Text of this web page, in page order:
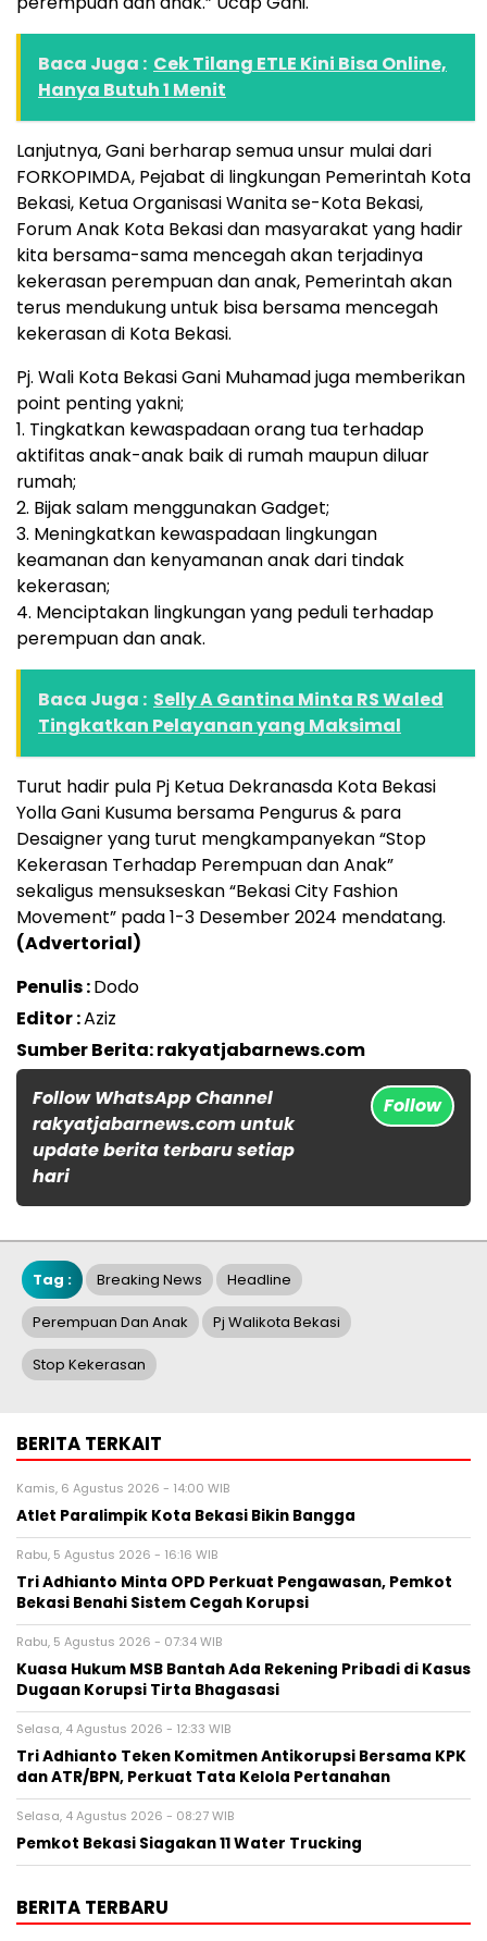
Baca Juga : Cek Tilang ETLE Kini Bisa Online,
Hanya Butuh 1 Menit
Lanjutnya, Gani berharap semua unsur mulai dari
FORKOPIMDA, Pejabat di lingkungan Pemerintah Kota
Bekasi, Ketua Organisasi Wanita se-Kota Bekasi,
Forum Anak Kota Bekasi dan masyarakat yang hadir
kita bersama-sama mencegah akan terjadinya
kekerasan perempuan dan anak, Pemerintah akan
terus mendukung untuk bisa bersama mencegah
kekerasan di Kota Bekasi.
Pj. Wali Kota Bekasi Gani Muhamad juga memberikan
point penting yakni;
1. Tingkatkan kewaspadaan orang tua terhadap
aktifitas anak-anak baik di rumah maupun diluar
rumah;
2. Bijak salam menggunakan Gadget;
3. Meningkatkan kewaspadaan lingkungan
keamanan dan kenyamanan anak dari tindak
kekerasan;
4. Menciptakan lingkungan yang peduli terhadap
perempuan dan anak.
Baca Juga : Selly A Gantina Minta RS Waled
Tingkatkan Pelayanan yang Maksimal
Turut hadir pula Pj Ketua Dekranasda Kota Bekasi
Yolla Gani Kusuma bersama Pengurus & para
Desaigner yang turut mengkampanyekan “Stop
Kekerasan Terhadap Perempuan dan Anak”
sekaligus mensukseskan “Bekasi City Fashion
Movement” pada 1-3 Desember 2024 mendatang.
(Advertorial)
Penulis :Dodo
Editor :Aziz
Sumber Berita: rakyatjabarnews.com
Follow WhatsApp Channel
rakyatjabarnews.com untuk
update berita terbaru setiap
hari
Follow
Tag : Breaking News Headline
Perempuan Dan Anak Pj Walikota Bekasi
Stop Kekerasan
BERITA TERKAIT
Kamis, 6 Agustus 2026 - 14:00 WIB
Atlet Paralimpik Kota Bekasi Bikin Bangga
Rabu, 5 Agustus 2026 - 16:16 WIB
Tri Adhianto Minta OPD Perkuat Pengawasan, Pemkot
Bekasi Benahi Sistem Cegah Korupsi
Rabu, 5 Agustus 2026 - 07:34 WIB
Kuasa Hukum MSB Bantah Ada Rekening Pribadi di Kasus
Dugaan Korupsi Tirta Bhagasasi
Selasa, 4 Agustus 2026 - 12:33 WIB
Tri Adhianto Teken Komitmen Antikorupsi Bersama KPK
dan ATR/BPN, Perkuat Tata Kelola Pertanahan
Selasa, 4 Agustus 2026 - 08:27 WIB
Pemkot Bekasi Siagakan 11 Water Trucking
BERITA TERBARU